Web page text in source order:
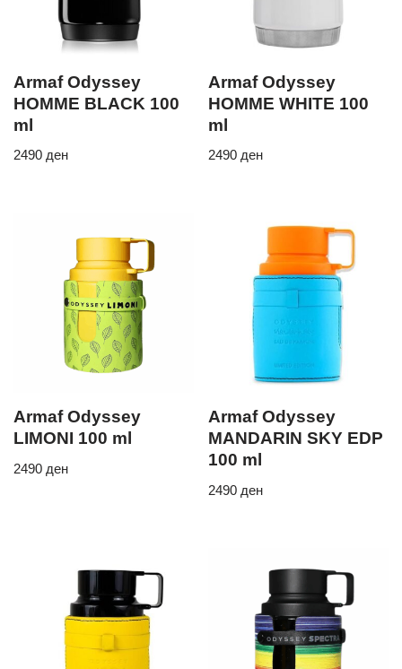
Armaf Odyssey
HOMME BLACK 100
ml
2490 ден
Armaf Odyssey
HOMME WHITE 100
ml
2490 ден
Armaf Odyssey
LIMONI 100 ml
2490 ден
Armaf Odyssey
MANDARIN SKY EDP
100 ml
2490 ден